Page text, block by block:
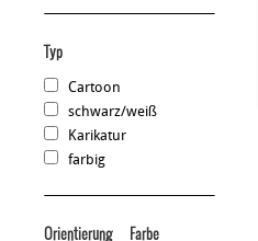
Typ
Cartoon
schwarz/weiß
Karikatur
farbig
Orientierung Farbe